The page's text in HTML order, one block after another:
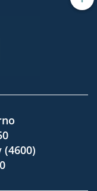
(4600)